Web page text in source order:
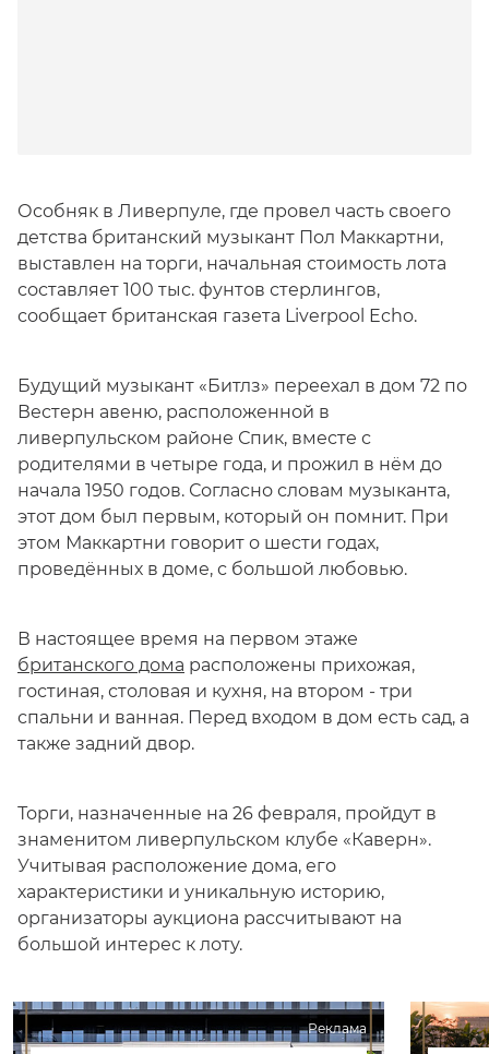
Особняк в Ливерпуле, где провел часть своего
детства британский музыкант Пол Маккартни,
выставлен на торги, начальная стоимость лота
составляет 100 тыс. фунтов стерлингов,
сообщает британская газета Liverpool Echo.
Будущий музыкант «Битлз» переехал в дом 72 по
Вестерн авеню, расположенной в
ливерпульском районе Спик, вместе с
родителями в четыре года, и прожил в нём до
начала 1950 годов. Согласно словам музыканта,
этот дом был первым, который он помнит. При
этом Маккартни говорит о шести годах,
проведённых в доме, с большой любовью.
В настоящее время на первом этаже
британского дома расположены прихожая,
гостиная, столовая и кухня, на втором - три
спальни и ванная. Перед входом в дом есть сад, а
также задний двор.
Торги, назначенные на 26 февраля, пройдут в
знаменитом ливерпульском клубе «Каверн».
Учитывая расположение дома, его
характеристики и уникальную историю,
организаторы аукциона рассчитывают на
большой интерес к лоту.
Реклама